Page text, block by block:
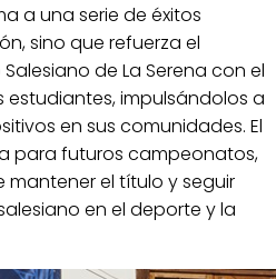
a una serie de éxitos
sino que refuerza el
de La Serena con el
estudiantes, impulsándolos a
en sus comunidades. El
para futuros campeonatos,
el título y seguir
en el deporte y la